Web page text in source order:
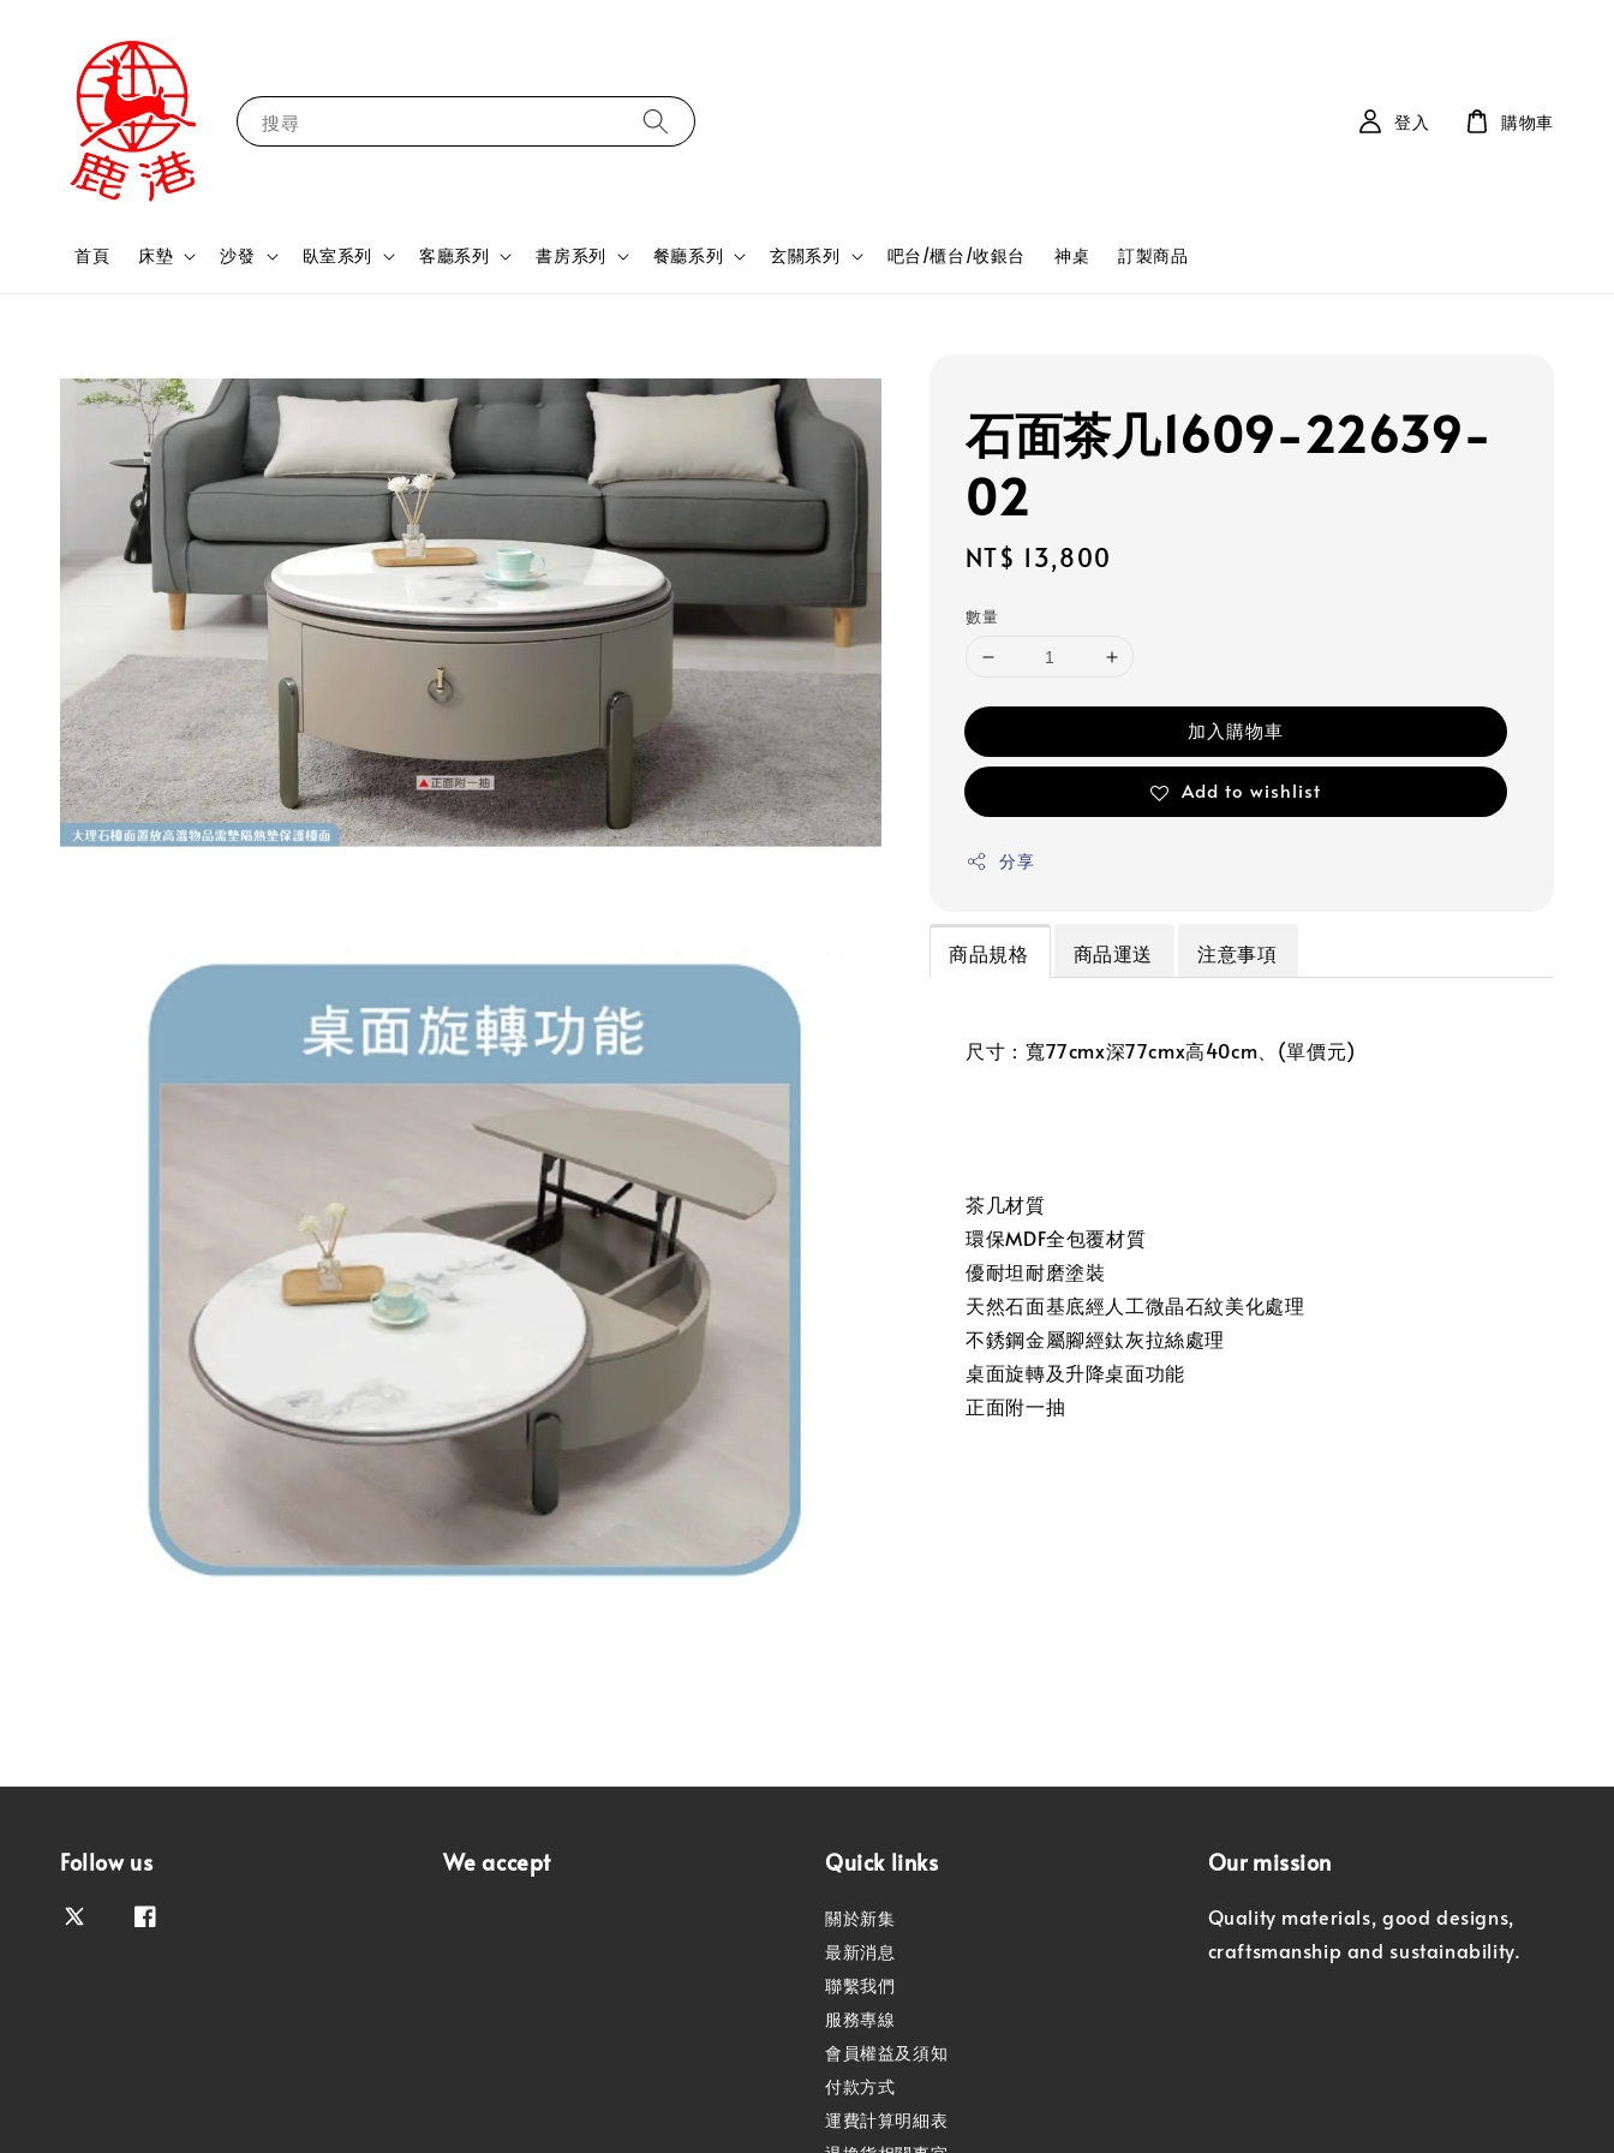
搜尋
首頁 床墊 沙發 臥室系列 客廳系列 書房系列 餐廳系列 玄關系列 吧台/櫃台/收銀台 神桌 訂製商品
登入 購物車
石面茶几1609-22639-
02
Regular
NT$ 13,800
數量
加入購物車
Add to wishlist
分享
商品規格 商品運送 注意事項
尺寸：寬77cmx深77cmx高40cm、(單價元)
茶几材質
環保MDF全包覆材質
優耐坦耐磨塗裝
天然石面基底經人工微晶石紋美化處理
不銹鋼金屬腳經鈦灰拉絲處理
桌面旋轉及升降桌面功能
正面附一抽
Follow us We accept Quick links
關於新集
最新消息
聯繫我們
服務專線
會員權益及須知
付款方式
運費計算明細表
Our mission
Quality materials, good designs,
craftsmanship and sustainability.